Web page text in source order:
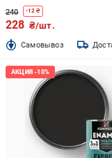
240 -12 ₴
228 ₴/шт.
Cамовывоз